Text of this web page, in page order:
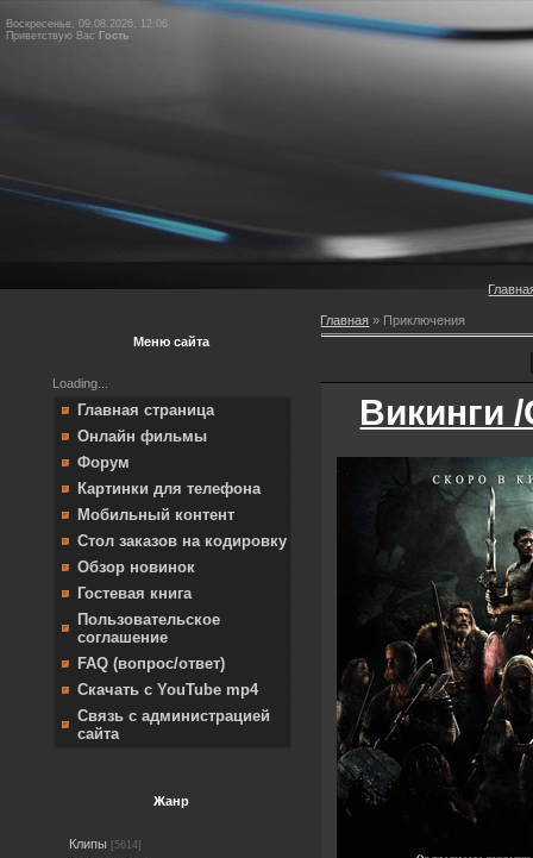
Воскресенье, 09.08.2026, 12:06
Приветствую Вас Гость
Меню сайта
Loading...
Главная страница
Онлайн фильмы
Форум
Картинки для телефона
Мобильный контент
Стол заказов на кодировку
Обзор новинок
Гостевая книга
Пользовательское
соглашение
FAQ (вопрос/ответ)
Скачать с YouTube mp4
Связь с администрацией
сайта
Жанр
Клипы [5614]
Главная » Приключения
Викинги